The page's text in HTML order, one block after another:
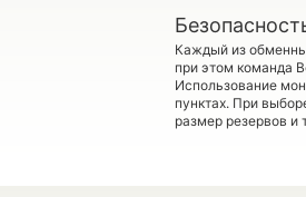
Каждый из
при этом команда
Использование
пунктах. При
размер резервов и